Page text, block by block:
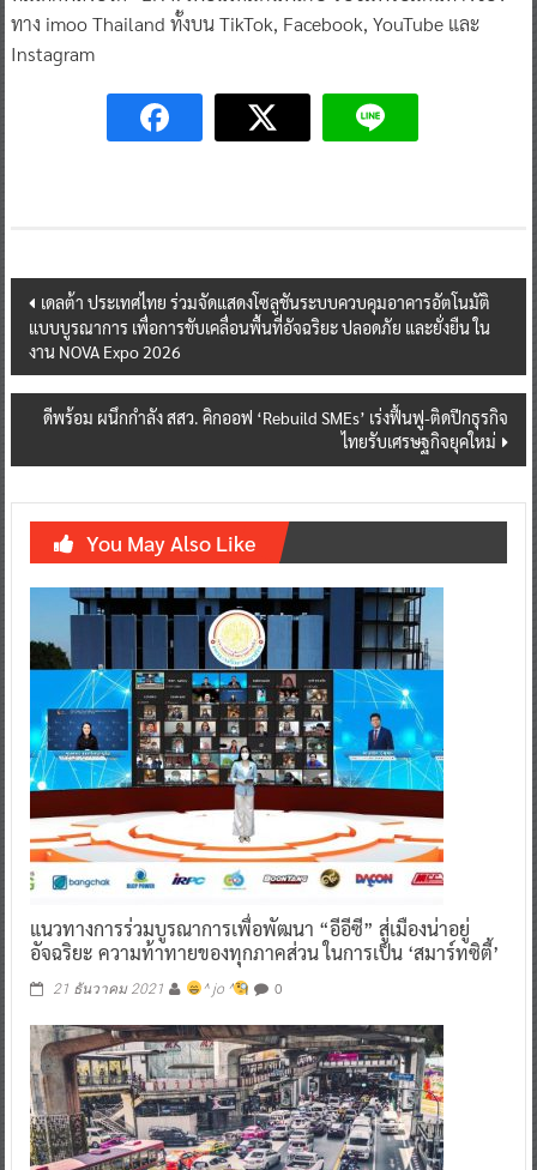
ทาง imoo Thailand ทั้งบน TikTok, Facebook, YouTube และ
Instagram
Post
navigation
เดลต้า ประเทศไทย ร่วมจัดแสดงโซลูชันระบบควบคุมอาคารอัตโนมัติ
แบบบูรณาการ เพื่อการขับเคลื่อนพื้นที่อัจฉริยะ ปลอดภัย และยั่งยืน ใน
งาน NOVA Expo 2026
ดีพร้อม ผนึกกำลัง สสว. คิกออฟ ‘Rebuild SMEs’ เร่งฟื้นฟู-ติดปีกธุรกิจ
ไทยรับเศรษฐกิจยุคใหม่
You May Also Like
แนวทางการร่วมบูรณาการเพื่อพัฒนา “อีอีซี” สู่เมืองน่าอยู่
อัจฉริยะ ความท้าทายของทุกภาคส่วน ในการเป็น ‘สมาร์ทซิตี้’
21 ธันวาคม 2021 ^ jo ^ 0